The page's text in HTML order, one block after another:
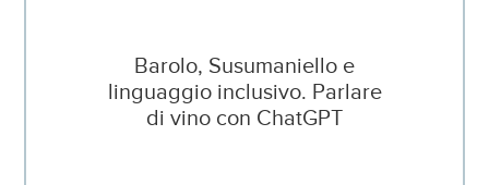
Barolo, Susumaniello e
linguaggio inclusivo. Parlare
di vino con ChatGPT